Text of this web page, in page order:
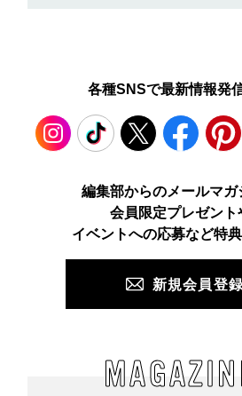
各種SNSで最新情報発
TikTok Facebook Pinterest
編集部からのメールマガ
会員限定プレゼント
イベントへの応募など特
新規会員登